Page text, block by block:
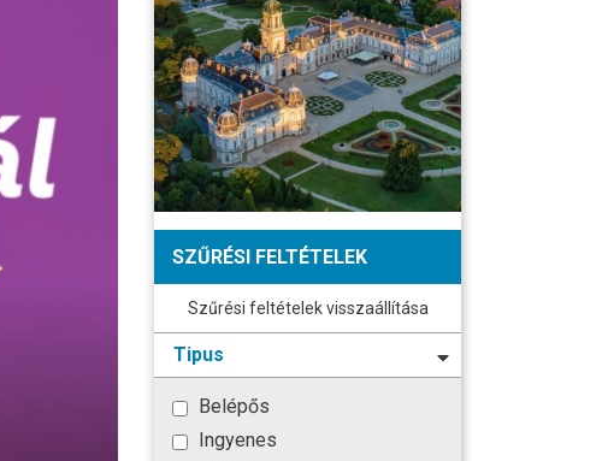
SZŰRÉSI FELTÉTELEK
Szűrési feltételek visszaállítása
Tipus
Belépős
Ingyenes